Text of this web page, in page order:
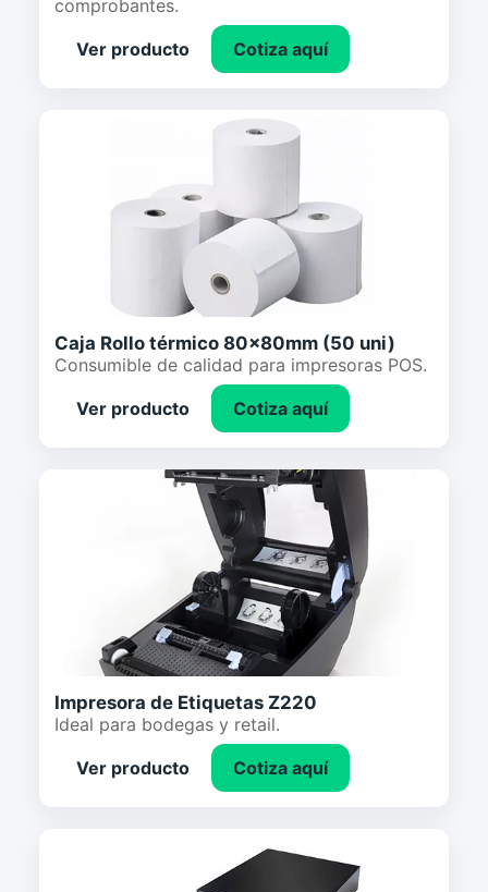
comprobantes.
Ver producto
Cotiza aquí
Caja Rollo térmico 80x80mm (50 uni)
Consumible de calidad para impresoras POS.
Ver producto
Cotiza aquí
Impresora de Etiquetas Z220
Ideal para bodegas y retail.
Ver producto
Cotiza aquí